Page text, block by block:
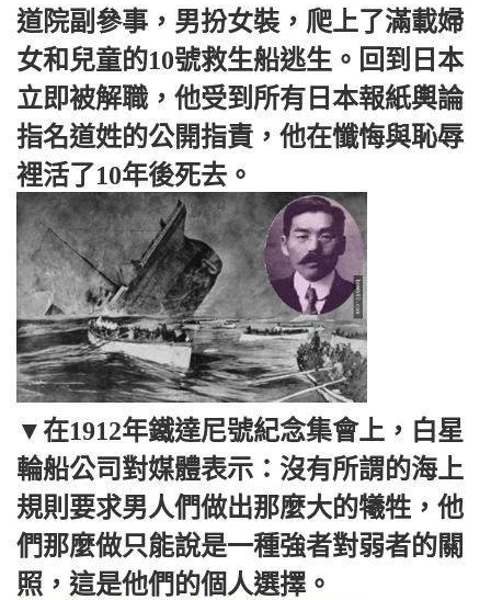
道院副參事，男扮女裝，爬上了滿載婦
女和兒童的10號救生船逃生。回到日本
立即被解職，他受到所有日本報紙輿論
指名道姓的公開指責，他在懺悔與恥辱
裡活了10年後死去。
▼在1912年鐵達尼號紀念集會上，白星
輪船公司對媒體表示：沒有所謂的海上
規則要求男人們做出那麼大的犧牲，他
們那麼做只能說是一種強者對弱者的關
照，這是他們的個人選擇。